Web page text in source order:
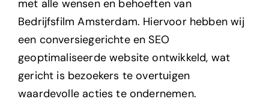
met alle wensen en behoeften van
Bedrijfsfilm Amsterdam. Hiervoor hebben wij
een conversiegerichte en SEO
geoptimaliseerde website ontwikkeld, wat
gericht is bezoekers te overtuigen
waardevolle acties te ondernemen.